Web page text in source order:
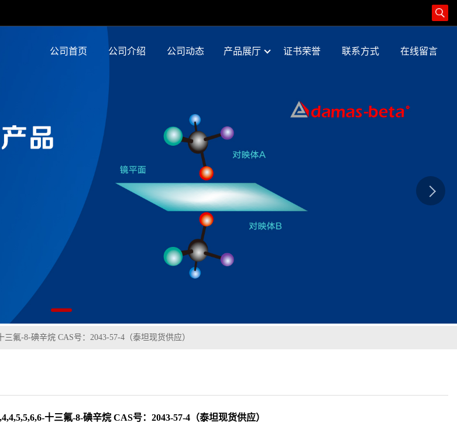
公司首页 公司介绍 公司动态 产品展厅 证书荣誉 联系方式 在线留言
氟-8-碘辛烷 CAS号：2043-57-4（泰坦现货供应）
十三氟-8-碘辛烷 CAS号：2043-57-4（泰坦现货供应）